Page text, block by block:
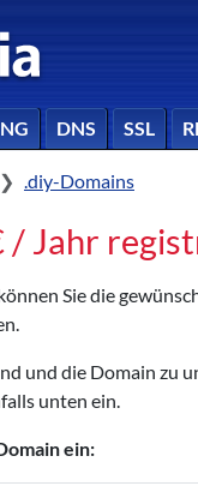
DNS SSL
.diy-Domains
/ Jahr
Sie die
und die Domain zu
unten ein.
ein: